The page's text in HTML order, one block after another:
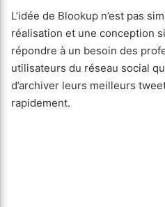
L’idée de Blookup n’est pas
réalisation et une conception
répondre à un besoin des
utilisateurs du réseau social
d’archiver leurs meilleurs
rapidement.